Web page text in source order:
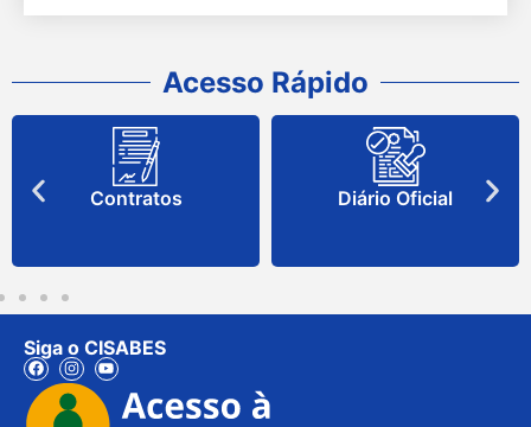
Acesso Rápido
Contratos Diário Oficial
Siga o CISABES